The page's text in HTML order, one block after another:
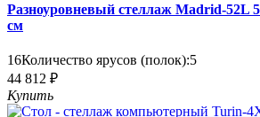
Разноуровневый стеллаж Madrid-52L
см
16Количество ярусов (полок):5
44 812 ₽
Купить